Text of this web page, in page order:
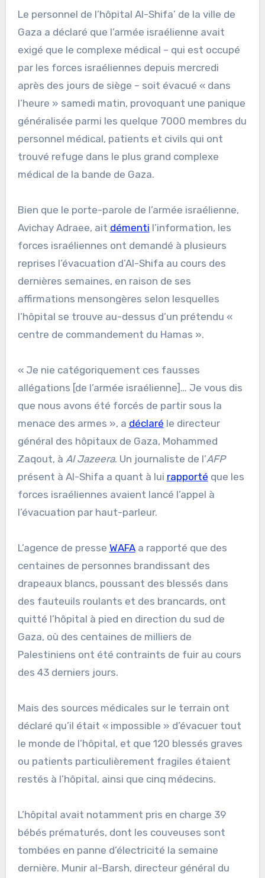
Le personnel de l’hôpital Al-Shifa’ de la ville de
Gaza a déclaré que l’armée israélienne avait
exigé que le complexe médical – qui est occupé
par les forces israéliennes depuis mercredi
après des jours de siège – soit évacué « dans
l’heure » samedi matin, provoquant une panique
généralisée parmi les quelque 7000 membres du
personnel médical, patients et civils qui ont
trouvé refuge dans le plus grand complexe
médical de la bande de Gaza.
Bien que le porte-parole de l’armée israélienne,
Avichay Adraee, ait démenti l’information, les
forces israéliennes ont demandé à plusieurs
reprises l’évacuation d’Al-Shifa au cours des
dernières semaines, en raison de ses
affirmations mensongères selon lesquelles
l’hôpital se trouve au-dessus d’un prétendu «
centre de commandement du Hamas ».
« Je nie catégoriquement ces fausses
allégations [de l’armée israélienne]… Je vous dis
que nous avons été forcés de partir sous la
menace des armes », a déclaré le directeur
général des hôpitaux de Gaza, Mohammed
Zaqout, à Al Jazeera. Un journaliste de l’AFP
présent à Al-Shifa a quant à lui rapporté que les
forces israéliennes avaient lancé l’appel à
l’évacuation par haut-parleur.
L’agence de presse WAFAa rapporté que des
centaines de personnes brandissant des
drapeaux blancs, poussant des blessés dans
des fauteuils roulants et des brancards, ont
quitté l’hôpital à pied en direction du sud de
Gaza, où des centaines de milliers de
Palestiniens ont été contraints de fuir au cours
des 43 derniers jours.
Mais des sources médicales sur le terrain ont
déclaré qu’il était « impossible » d’évacuer tout
le monde de l’hôpital, et que 120 blessés graves
ou patients particulièrement fragiles étaient
restés à l’hôpital, ainsi que cinq médecins.
L’hôpital avait notamment pris en charge 39
bébés prématurés, dont les couveuses sont
tombées en panne d’électricité la semaine
dernière. Munir al-Barsh, directeur général du